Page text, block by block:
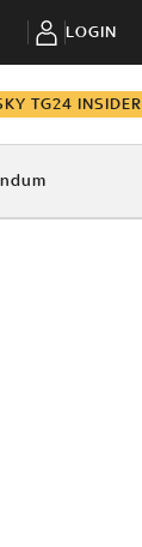
LOGIN
TG24 INSIDER